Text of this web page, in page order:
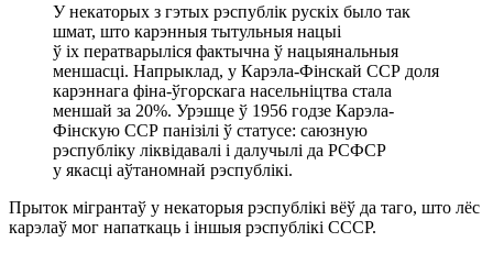
У некаторых з гэтых рэспублік рускіх было так
шмат, што карэнныя тытульныя нацыі
ў іх ператварыліся фактычна ў нацыянальныя
меншасці. Напрыклад, у Карэла-Фінскай ССР доля
карэннага фіна-ўгорскага насельніцтва стала
меншай за 20%. Урэшце ў 1956 годзе Карэла-
Фінскую ССР панізілі ў статусе: саюзную
рэспубліку ліквідавалі і далучылі да РСФСР
у якасці аўтаномнай рэспублікі.
Прыток мігрантаў у некаторыя рэспублікі вёў да таго, што лёс
карэлаў мог напаткаць і іншыя рэспублікі СССР.